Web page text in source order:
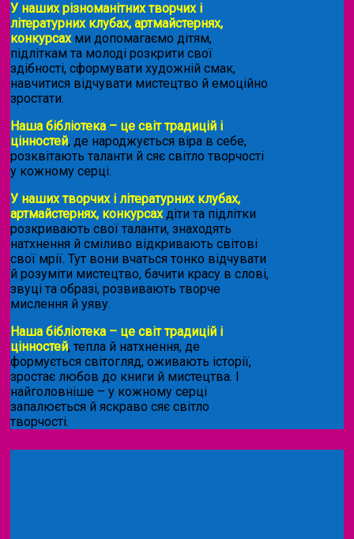
У наших різноманітних творчих і
літературних клубах, артмайстернях,
конкурсахми допомагаємо дітям,
підліткам та молоді розкрити свої
здібності, сформувати художній смак,
навчитися відчувати мистецтво й емоційно
зростати.
Наша бібліотека – це світ традицій і
цінностей, де народжується віра в себе,
розквітають таланти й сяє світло творчості
у кожному серці.
У наших творчих і літературних клубах,
артмайстернях, конкурсахдіти та підлітки
розкривають свої таланти, знаходять
натхнення й сміливо відкривають світові
свої мрії. Тут вони вчаться тонко відчувати
й розуміти мистецтво, бачити красу в слові,
звуці та образі, розвивають творче
мислення й уяву.
Наша бібліотека – це світ традицій і
цінностей, тепла й натхнення, де
формується світогляд, оживають історії,
зростає любов до книги й мистецтва. І
найголовніше – у кожному серці
запалюється й яскраво сяє світло
творчості.